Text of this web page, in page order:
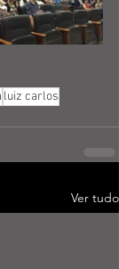
luiz carlos
Ver tudo